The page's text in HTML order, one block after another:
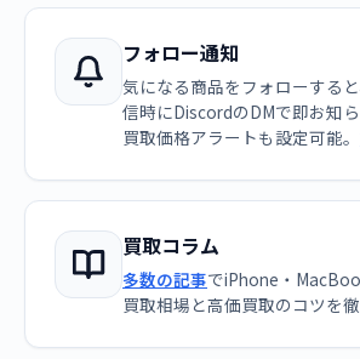
フォロー通知
気になる商品をフォローする
信時にDiscordのDMで即お知
買取価格アラートも設定可能。
買取コラム
多数の記事でiPhone・
買取相場と高価買取のコツを徹